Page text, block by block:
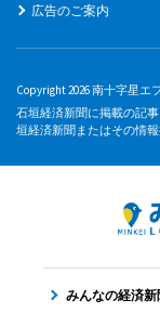
広告のご案内
Copyright 2026 南十字星エ
石垣経済新聞に掲載の記
垣経済新聞またはその情報
みんなの経済